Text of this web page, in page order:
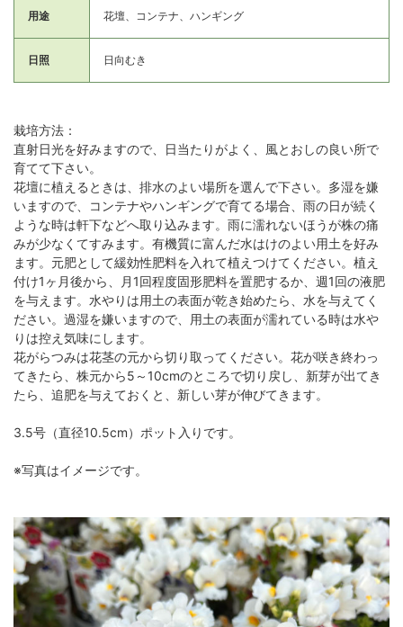
用途 花壇、コンテナ、ハンギング
日照 日向むき
栽培方法：
直射日光を好みますので、日当たりがよく、風とおしの良い所で
育てて下さい。
花壇に植えるときは、排水のよい場所を選んで下さい。多湿を嫌
いますので、コンテナやハンギングで育てる場合、雨の日が続く
ような時は軒下などへ取り込みます。雨に濡れないほうが株の痛
みが少なくてすみます。有機質に富んだ水はけのよい用土を好み
ます。元肥として緩効性肥料を入れて植えつけてください。植え
付け1ヶ月後から、月1回程度固形肥料を置肥するか、週1回の液肥
を与えます。水やりは用土の表面が乾き始めたら、水を与えてく
ださい。過湿を嫌いますので、用土の表面が濡れている時は水や
りは控え気味にします。
花がらつみは花茎の元から切り取ってください。花が咲き終わっ
てきたら、株元から5～10cmのところで切り戻し、新芽が出てき
たら、追肥を与えておくと、新しい芽が伸びてきます。
3.5号（直径10.5cm）ポット入りです。
※写真はイメージです。